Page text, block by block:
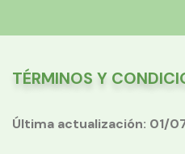
TÉRMINOS Y
Última actualización: 01/